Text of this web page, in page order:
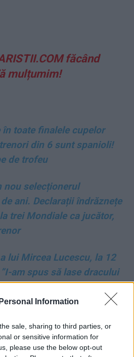
Information
sale, sharing to third parties, or
or sensitive information for
please use the below opt-out
făcând
mulțumim!
toate finalele cupelor
din 6 sunt spanioli!
de trofeu
nou selecționerul
ani. Declarații îndrăznețe
trei Mondiale ca jucător,
lui Mircea Lucescu, la 12
am spus să lase dracului
a fost viața lui